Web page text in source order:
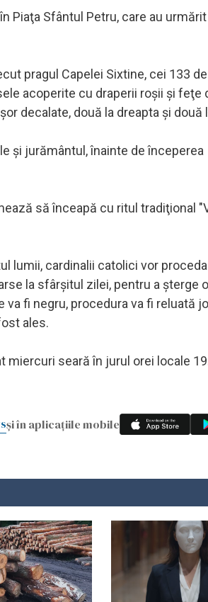
Piaţa Sfântul Petru, care au urmărit
pragul Capelei Sixtine, cei 133
acoperite cu draperii roşii şi feţe
decalate, două la dreapta şi două
şi jurământul, înainte de începerea
să înceapă cu ritul tradiţional
lumii, cardinalii catolici vor proceda
la sfârşitul zilei, pentru a şterge
fi negru, procedura va fi reluată
ales.
miercuri seară în jurul orei locale
și în aplicațiile mobile